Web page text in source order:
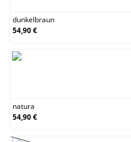
dunkelbraun
54,90 €
natura
54,90 €